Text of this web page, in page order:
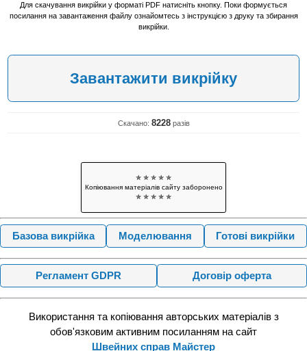
Для скачування викрійки у форматі PDF натисніть кнопку. Поки формується
посилання на завантаження файлу ознайомтесь з інструкцією з друку та збирання
викрійки.
Завантажити викрійку
Скачано: 8228разів
✯ ✯ ✯ ✯ ✯
Копіювання матеріалів сайту заборонено
✯ ✯ ✯ ✯ ✯
Базова викрійка Моделювання Готові викрійки
Регламент GDPR Договір оферта
Використання та копіювання авторських матеріалів з
обов'язковим активним посиланням на сайт
Швейних справ Майстер